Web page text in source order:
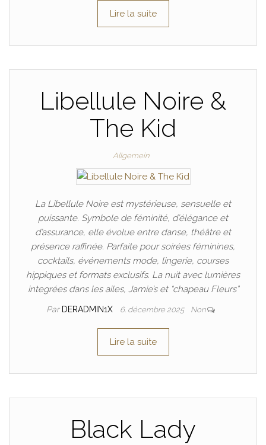
Lire la suite
Libellule Noire &
The Kid
Allgemein
La Libellule Noire est mystérieuse, sensuelle et
puissante. Symbole de féminité, d’élégance et
d’assurance, elle évolue entre danse, théâtre et
présence raffinée. Parfaite pour soirées féminines,
cocktails, événements mode, lingerie, courses
hippiques et formats exclusifs. La nuit avec lumières
integrées dans les ailes, Jamie’s et “chapeau Fleurs”
Par DERADMIN1X 6. décembre 2025 Non
Lire la suite
Black Lady